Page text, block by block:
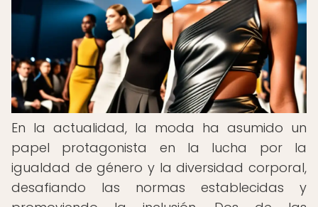
En la actualidad, la moda ha asumido un
papel protagonista en la lucha por la
igualdad de género y la diversidad corporal,
desafiando las normas establecidas y